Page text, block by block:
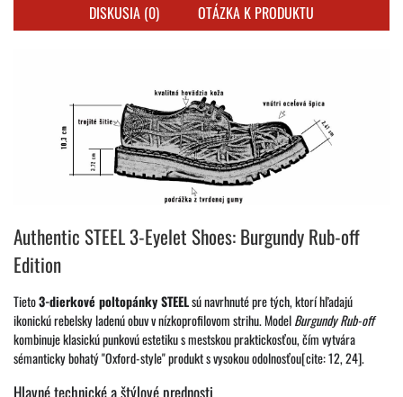
DISKUSIA (0)
OTÁZKA K PRODUKTU
Authentic STEEL 3-Eyelet Shoes: Burgundy Rub-off
Edition
Tieto3-dierkové poltopánky STEELsú navrhnuté pre tých, ktorí hľadajú
ikonickú rebelsky ladenú obuv v nízkoprofilovom strihu. ModelBurgundy Rub-off
kombinuje klasickú punkovú estetiku s mestskou praktickosťou, čím vytvára
sémanticky bohatý "Oxford-style" produkt s vysokou odolnosťou[cite: 12, 24].
Hlavné technické a štýlové prednosti